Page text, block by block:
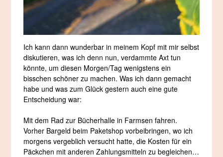
Ich kann dann wunderbar in meinem Kopf mit mir selbst
diskutieren, was ich denn nun, verdammte Axt tun
könnte, um diesen Morgen/Tag wenigstens ein
bisschen schöner zu machen. Was ich dann gemacht
habe und was zum Glück gestern auch eine gute
Entscheidung war:
Mit dem Rad zur Bücherhalle in Farmsen fahren.
Vorher Bargeld beim Paketshop vorbeibringen, wo ich
morgens vergeblich versucht hatte, die Kosten für ein
Päckchen mit anderen Zahlungsmitteln zu begleichen…